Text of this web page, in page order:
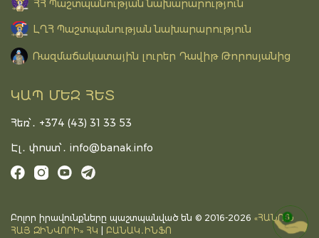
ՀՀ Պաշտպանության նախարարություն
ԼՂՀ Պաշտպանության նախարարություն
Ռազմաճակատային լուրեր Դավիթ Թորոսյանից
ԿԱՊ ՄԵԶ ՀԵՏ
Հեռ՝․ +374 (43) 31 33 53
Էլ․ փոստ՝․ info@banak.info
Բոլոր իրավունքները պաշտպանված են © 2016-2026 «ՀԱՆՈւՆ
ՀԱՅ ԶԻՆՎՈՐԻ» ՀԿ
ԲԱՆԱԿ․ԻՆՖՈ
DONATE